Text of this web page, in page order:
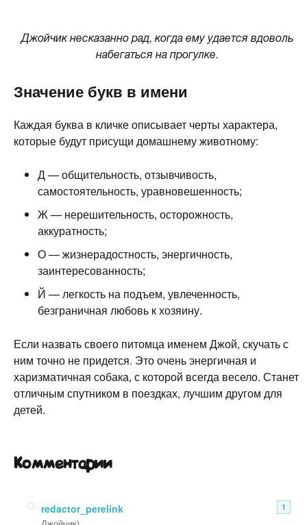
Джойчик несказанно рад, когда ему удается вдоволь
набегаться на прогулке.
Значение букв в имени
Каждая буква в кличке описывает черты характера,
которые будут присущи домашнему животному:
Д — общительность, отзывчивость,
самостоятельность, уравновешенность;
Ж — нерешительность, осторожность,
аккуратность;
О — жизнерадостность, энергичность,
заинтересованность;
Й — легкость на подъем, увлеченность,
безграничная любовь к хозяину.
Если назвать своего питомца именем Джой, скучать с
ним точно не придется. Это очень энергичная и
харизматичная собака, с которой всегда весело. Станет
отличным спутником в поездках, лучшим другом для
детей.
Комментарии
1
redactor_perelink